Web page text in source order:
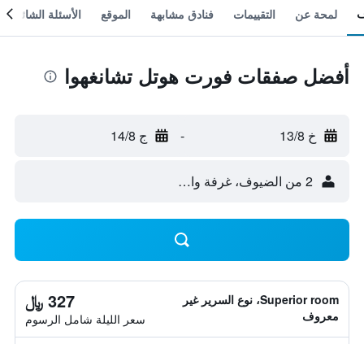
لمحة عن التقييمات فنادق مشابهة الموقع الأسئلة الشائعة
أفضل صفقات فورت هوتل تشانغهوا
خ 13/8 - ج 14/8
2 من الضيوف، غرفة واحدة
Superior room، نوع السرير غير
معروف
327 ﷼
سعر الليلة شامل الرسوم